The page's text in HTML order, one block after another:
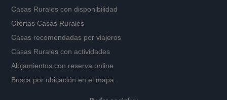
Casas Rurales con disponibilidad
Ofertas Casas Rurales
Casas recomendadas por viajeros
Casas Rurales con actividades
Alojamientos con reserva online
Busca por ubicación en el mapa